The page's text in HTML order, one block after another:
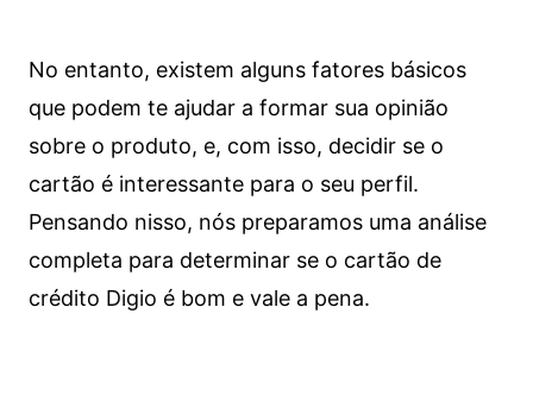
No entanto, existem alguns fatores básicos
que podem te ajudar a formar sua opinião
sobre o produto, e, com isso, decidir se o
cartão é interessante para o seu perfil.
Pensando nisso, nós preparamos uma análise
completa para determinar se o cartão de
crédito Digio é bom e vale a pena.